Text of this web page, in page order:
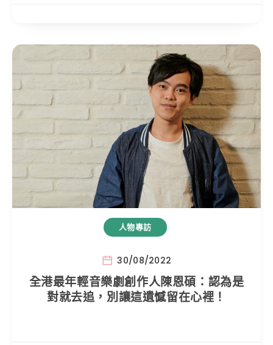
人物專訪
30/08/2022
全港最年輕音樂劇創作人陳恩碩：認為是
對就去追，別讓這遺憾留在心裡！